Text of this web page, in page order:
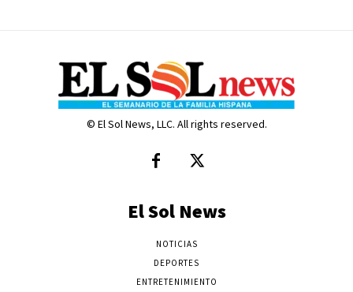
© El Sol News, LLC. All rights reserved.
El Sol News
NOTICIAS
DEPORTES
ENTRETENIMIENTO